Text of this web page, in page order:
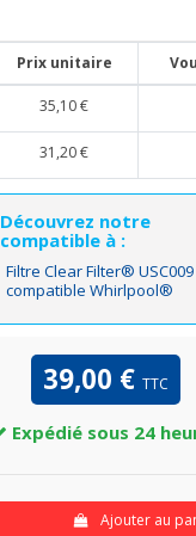
Prix unitaire
35,10 €
31,20 €
Découvrez notre
compatible à :
Filtre Clear Filter® USC009
compatible Whirlpool®
39,00 € TTC
Expédié sous 24
Ajouter au